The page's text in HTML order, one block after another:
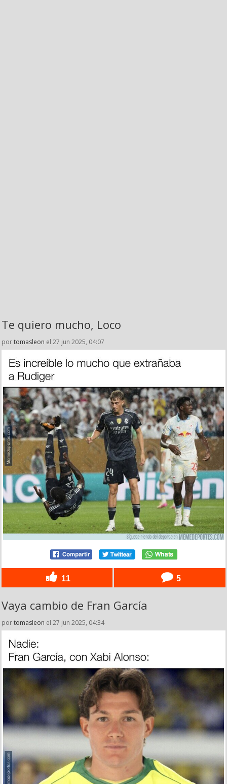
Te quiero mucho, Loco
portomasleon el 27 jun 2025, 04:07
11 5
Vaya cambio de Fran García
portomasleon el 27 jun 2025, 04:34